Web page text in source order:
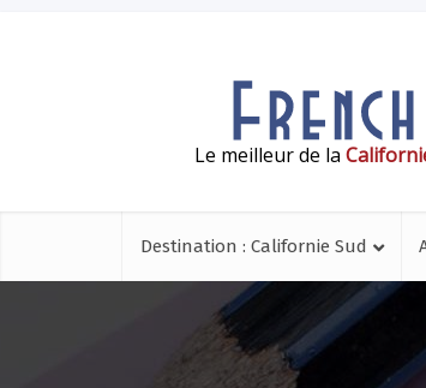
Le meilleur de la
Destination : Californie Sud